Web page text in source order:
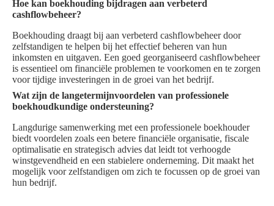
Hoe kan boekhouding bijdragen aan verbeterd
cashflowbeheer?
Boekhouding draagt bij aan verbeterd cashflowbeheer door
zelfstandigen te helpen bij het effectief beheren van hun
inkomsten en uitgaven. Een goed georganiseerd cashflowbeheer
is essentieel om financiële problemen te voorkomen en te zorgen
voor tijdige investeringen in de groei van het bedrijf.
Wat zijn de langetermijnvoordelen van professionele
boekhoudkundige ondersteuning?
Langdurige samenwerking met een professionele boekhouder
biedt voordelen zoals een betere financiële organisatie, fiscale
optimalisatie en strategisch advies dat leidt tot verhoogde
winstgevendheid en een stabielere onderneming. Dit maakt het
mogelijk voor zelfstandigen om zich te focussen op de groei van
hun bedrijf.